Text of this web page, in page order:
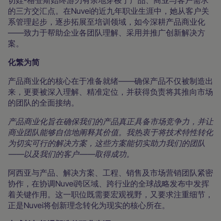
的三方交汇点。在Nuvei的近九年职业生涯中，她从客户关
系管理起步，逐步拓展至培训领域，如今深耕产品商业化
——致力于帮助企业各团队理解、采用并推广创新解决方
案。
化繁为简
产品商业化的核心在于准备就绪——确保产品不仅被制造出
来，更要被深入理解、精准定位，并获得负责将其推向市场
的团队的全面接纳。
产品商业化旨在确保我们的产品真正具备市场竞争力，并让
商业团队能够自信地阐释其价值。我热衷于将技术特性转化
为切实可行的解决方案，这些方案能切实助力我们的团队
——以及我们的客户——取得成功。
阿西亚与产品、解决方案、工程、销售及市场营销团队紧密
协作，在协调Nuvei跨区域、跨行业的全球战略发布中发挥
着关键作用。这一职位既需要宏观视野，又要求注重细节，
正是Nuvei将创新理念转化为现实的核心所在。